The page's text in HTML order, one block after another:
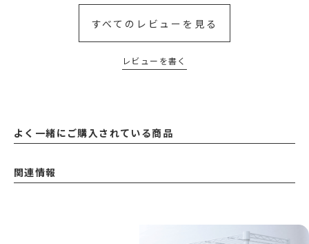
すべてのレビューを見る
レビューを書く
よく一緒にご購入されている商品
関連情報